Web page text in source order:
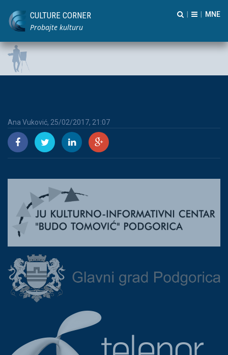
CULTURE CORNER
Probajte kulturu
Ana Vuković, 25/02/2017, 21:07